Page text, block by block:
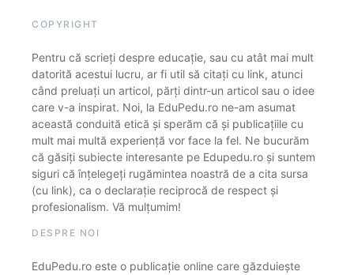
COPYRIGHT
Pentru că scrieți despre educație, sau cu atât mai mult
datorită acestui lucru, ar fi util să citați cu link, atunci
când preluați un articol, părți dintr-un articol sau o idee
care v-a inspirat. Noi, la EduPedu.ro ne-am asumat
această conduită etică și sperăm că și publicațiile cu
mult mai multă experiență vor face la fel. Ne bucurăm
că găsiți subiecte interesante pe Edupedu.ro și suntem
siguri că înțelegeți rugămintea noastră de a cita sursa
(cu link), ca o declarație reciprocă de respect și
profesionalism. Vă mulțumim!
DESPRE NOI
EduPedu.ro este o publicație online care găzduiește